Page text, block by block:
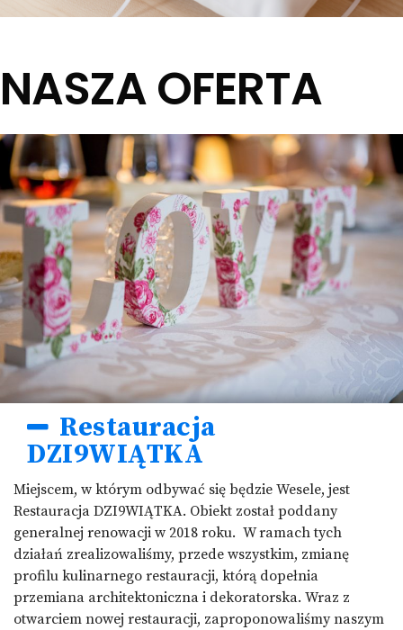
NASZA OFERTA
Restauracja
DZI9WIĄTKA
Miejscem, w którym odbywać się będzie Wesele, jest
Restauracja DZI9WIĄTKA. Obiekt został poddany
generalnej renowacji w 2018 roku. W ramach tych
działań zrealizowaliśmy, przede wszystkim, zmianę
profilu kulinarnego restauracji, którą dopełnia
przemiana architektoniczna i dekoratorska. Wraz z
otwarciem nowej restauracji, zaproponowaliśmy naszym